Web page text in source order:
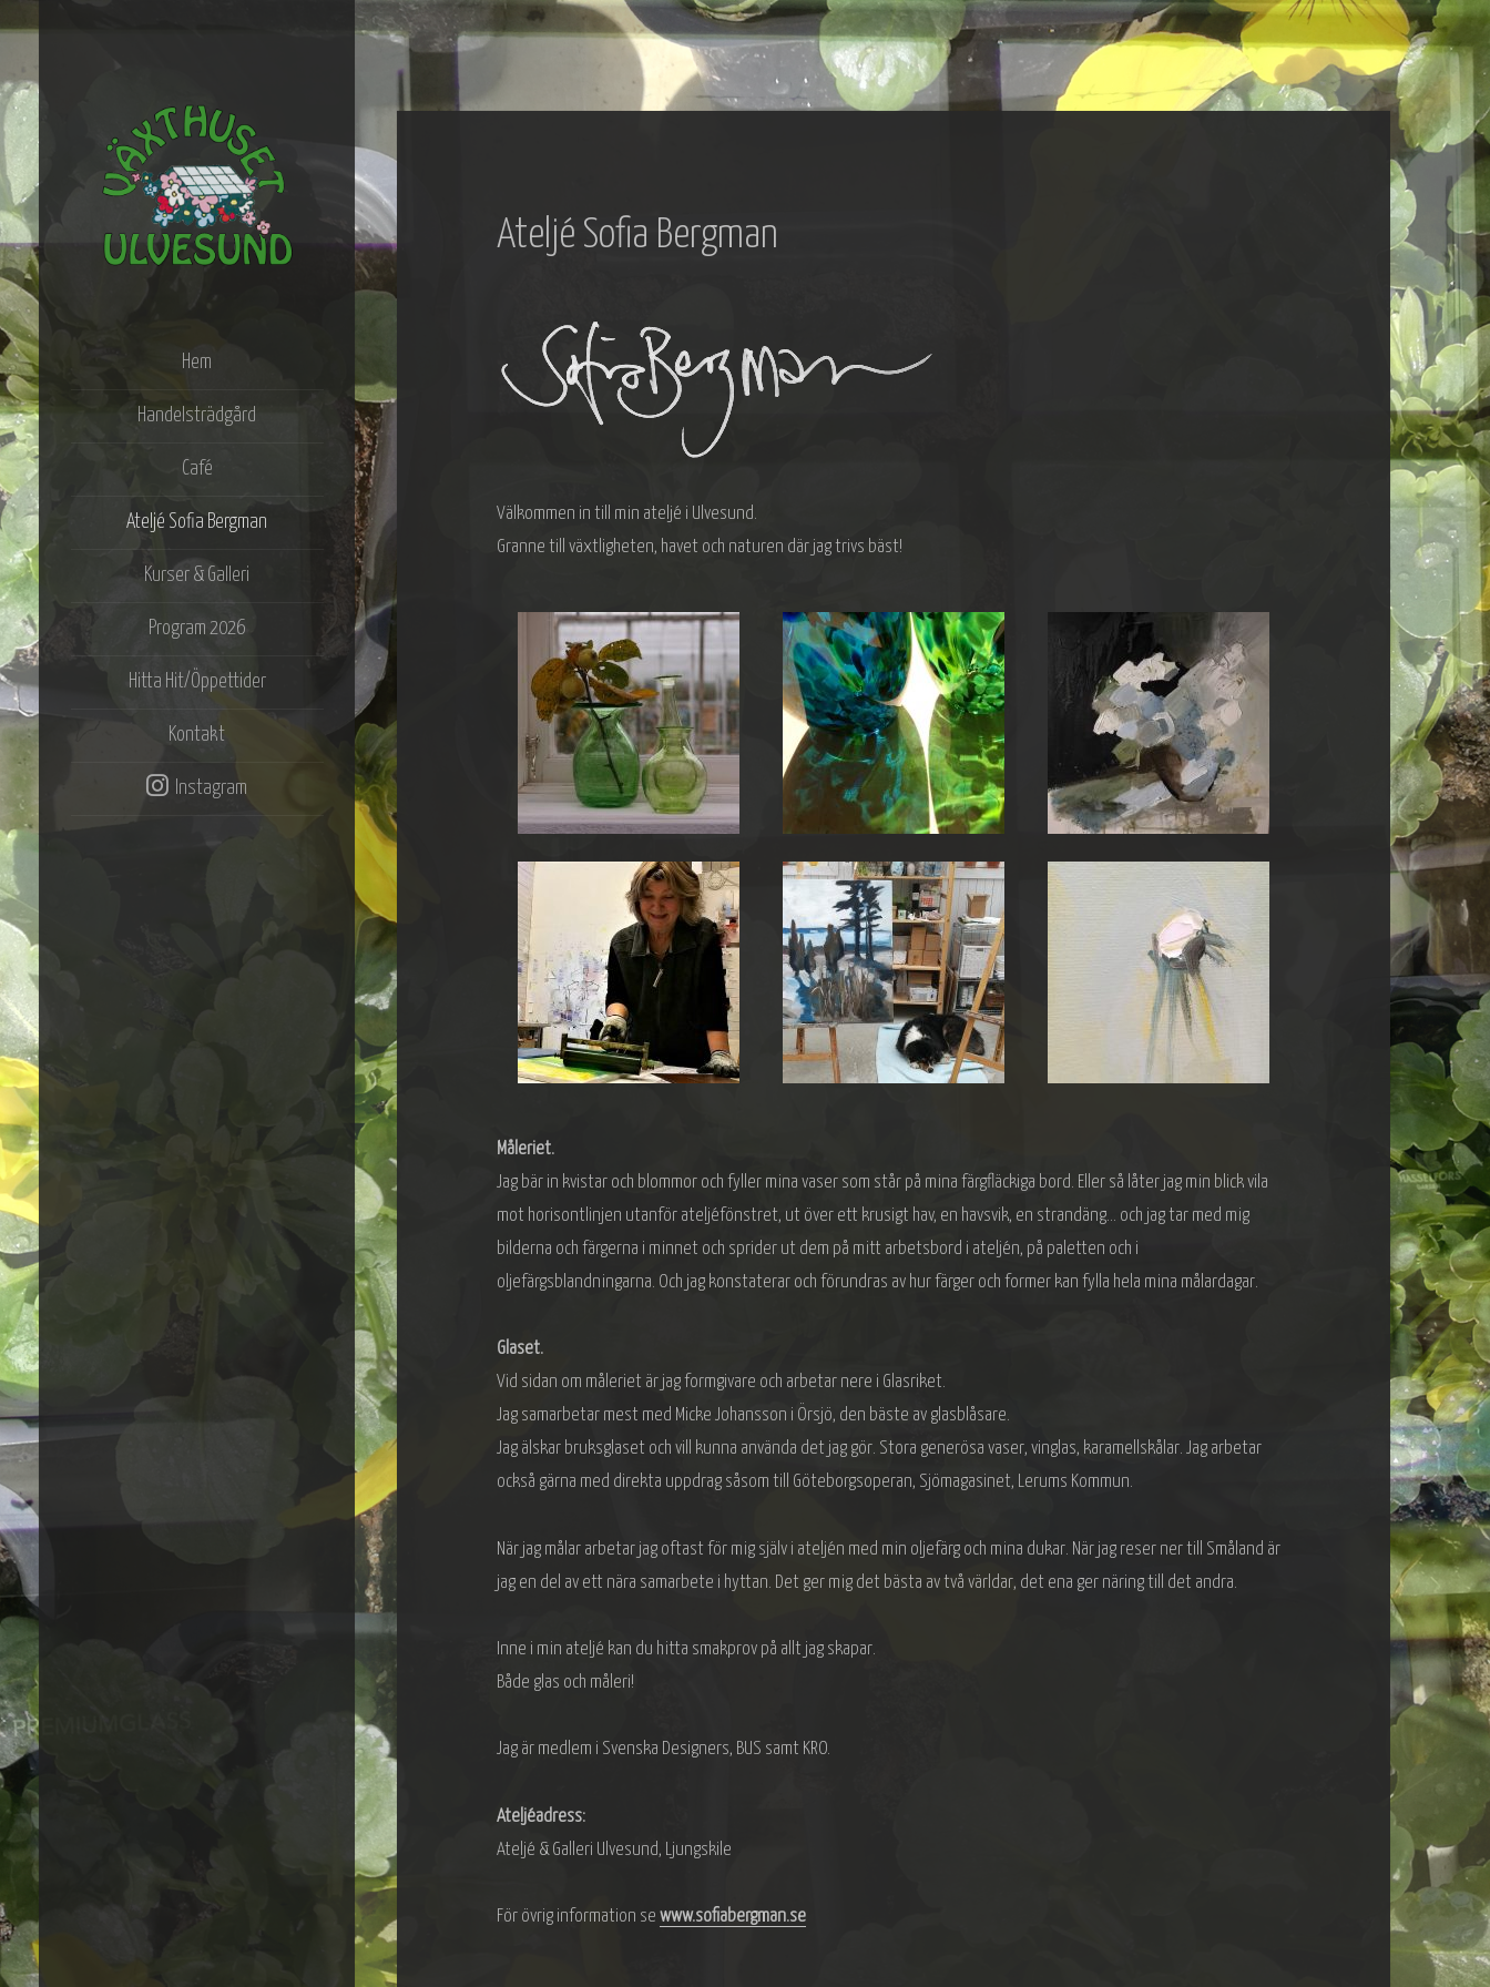
Ulvesund
Hem
Handelsträdgård
Café
Ateljé Sofia Bergman
Kurser & Galleri
Program 2026
Hitta Hit/Öppettider
Kontakt
Instagram
Ateljé Sofia Bergman
Välkommen in till min ateljé i Ulvesund.
Granne till växtligheten, havet och naturen där jag trivs bäst!
Måleriet.
Jag bär in kvistar och blommor och fyller mina vaser som står på mina färgfläckiga bord. Eller så låter jag min blick vila
mot horisontlinjen utanför ateljéfönstret, ut över ett krusigt hav, en havsvik, en strandäng… och jag tar med mig
bilderna och färgerna i minnet och sprider ut dem på mitt arbetsbord i ateljén, på paletten och i
oljefärgsblandningarna. Och jag konstaterar och förundras av hur färger och former kan fylla hela mina målardagar.
Glaset.
Vid sidan om måleriet är jag formgivare och arbetar nere i Glasriket.
Jag samarbetar mest med Micke Johansson i Örsjö, den bäste av glasblåsare.
Jag älskar bruksglaset och vill kunna använda det jag gör. Stora generösa vaser, vinglas, karamellskålar. Jag arbetar
också gärna med direkta uppdrag såsom till Göteborgsoperan, Sjömagasinet, Lerums Kommun.
När jag målar arbetar jag oftast för mig själv i ateljén med min oljefärg och mina dukar. När jag reser ner till Småland är
jag en del av ett nära samarbete i hyttan. Det ger mig det bästa av två världar, det ena ger näring till det andra.
Inne i min ateljé kan du hitta smakprov på allt jag skapar.
Både glas och måleri!
Jag är medlem i Svenska Designers, BUS samt KRO.
Ateljéadress:
Ateljé & Galleri Ulvesund, Ljungskile
För övrig information se www.sofiabergman.se